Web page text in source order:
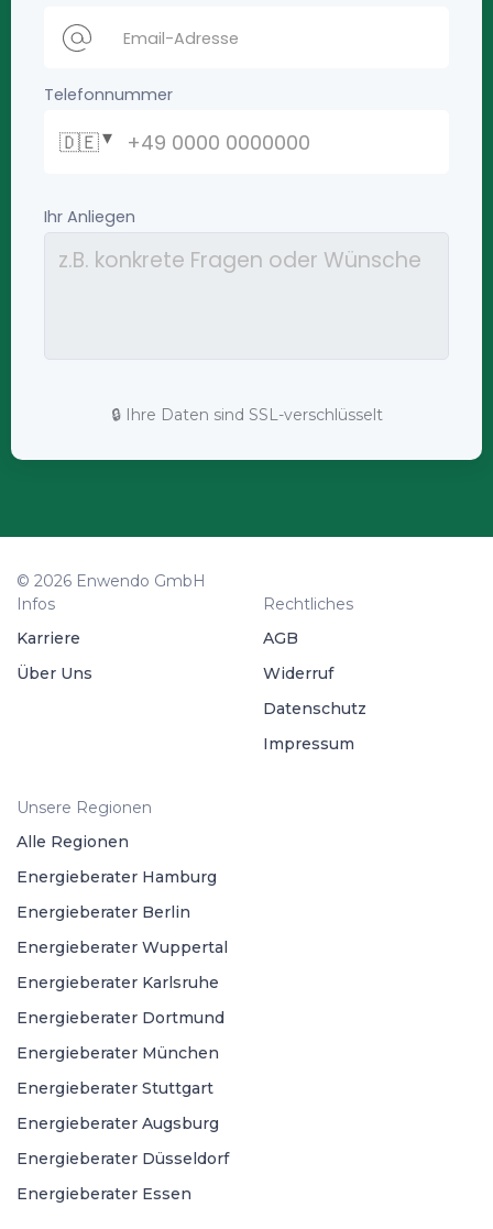
🔒 Ihre Daten sind SSL-verschlüsselt
© 2026 Enwendo GmbH
Infos
Karriere
Über Uns
Rechtliches
AGB
Widerruf
Datenschutz
Impressum
Unsere Regionen
Alle Regionen
Energieberater Hamburg
Energieberater Berlin
Energieberater Wuppertal
Energieberater Karlsruhe
Energieberater Dortmund
Energieberater München
Energieberater Stuttgart
Energieberater Augsburg
Energieberater Düsseldorf
Energieberater Essen